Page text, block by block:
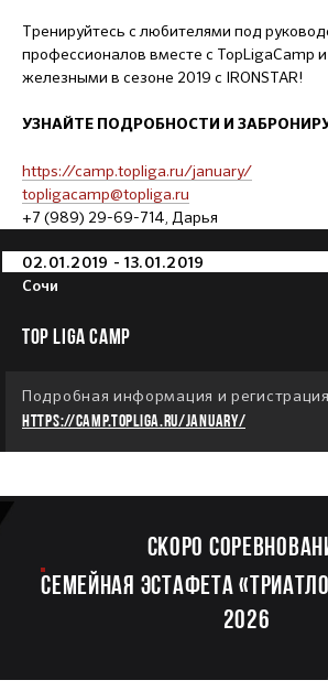
Тренируйтесь с любителями под
профессионалов вместе с TopLigaCamp
железными в сезоне 2019 с IRONSTAR!
УЗНАЙТЕ ПОДРОБНОСТИ И
https://camp.topliga.ru/january/
topligacamp@topliga.ru
+7 (989) 29-69-714, Дарья
02.01.2019 - 13.01.2019
Сочи
TOP LIGA CAMP
Подробная информация и регистрация
https://camp.topliga.ru/january/
Скоро
Семейная эстафета
2026